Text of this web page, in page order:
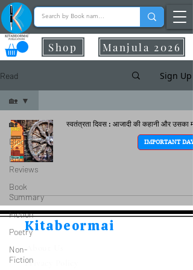
Manjula 2026
Shop
Read Sign Up
🏡
Blogs
Book
Reviews
Book
Summary
Fiction
Poetry
Non-
Fiction
🏡
स्वतंत्रता दिवस : आजादी की कहानी और उसका
IMPORTANT DAYS
Kitabeormai
About Us
Privacy Policy